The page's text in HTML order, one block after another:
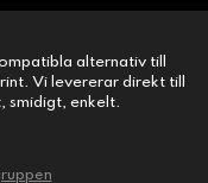
alternativ till
Vi levererar direkt till
smidigt, enkelt.